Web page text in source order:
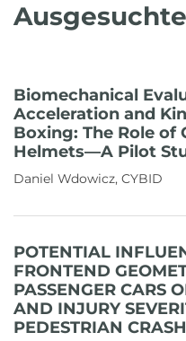
Biomechanical
Acceleration and
Boxing: The Role of
Helmets—A Pilot
Daniel Wdowicz, CYBID
POTENTIAL
FRONTEND
PASSENGER CARS
AND INJURY
PEDESTRIAN